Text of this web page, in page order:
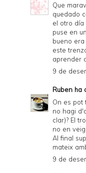
Que
quedado
el otro día
puse en
bueno
este
aprender
9 de
Ruben ha
On es pot
no hagi
clar)? El
no en
Al final
mateix
9 de